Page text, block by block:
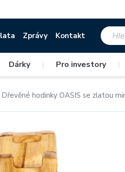
Zprávy Kontakt
Dárky | Pro investory |
Dřevěné hodinky OASIS se zlatou